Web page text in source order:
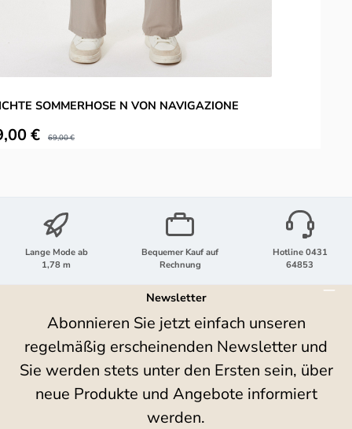
SOMMERHOSE N VON NAVIGAZIONE
€ Regulärer Preis:
69,00 €
Lange Mode ab
1,78 m
Bequemer Kauf auf
Rechnung
Hotline 0431
64853
Newsletter
Abonnieren Sie jetzt einfach unseren
regelmäßig erscheinenden Newsletter und
Sie werden stets unter den Ersten sein, über
neue Produkte und Angebote informiert
werden.